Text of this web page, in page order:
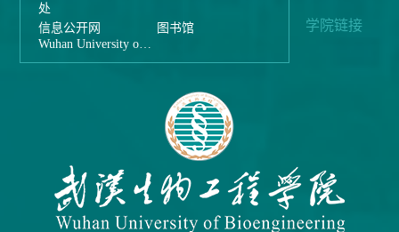
处
信息公开网
图书馆
Wuhan University o…
学院链接